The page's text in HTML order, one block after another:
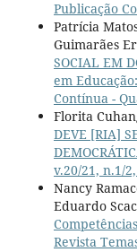
Publicação
Patrícia
Guimarães
SOCIAL EM
em
Contínua -
Florita
DEVE [RIA]
v.20/21, n.1/
Nancy
Eduardo
Revista